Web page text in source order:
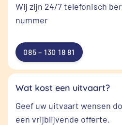
Wij zijn 24/7 telefonisch
nummer
085 – 130 18 81
Wat kost een uitvaart?
Geef uw uitvaart wensen
een vrijblijvende offerte.